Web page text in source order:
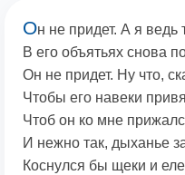
Он не придет. А я ведь
В его объятьях снова
Он не придет. Ну что,
Чтобы его навеки
Чтоб он ко мне
И нежно так, дыханье
Коснулся бы щеки и